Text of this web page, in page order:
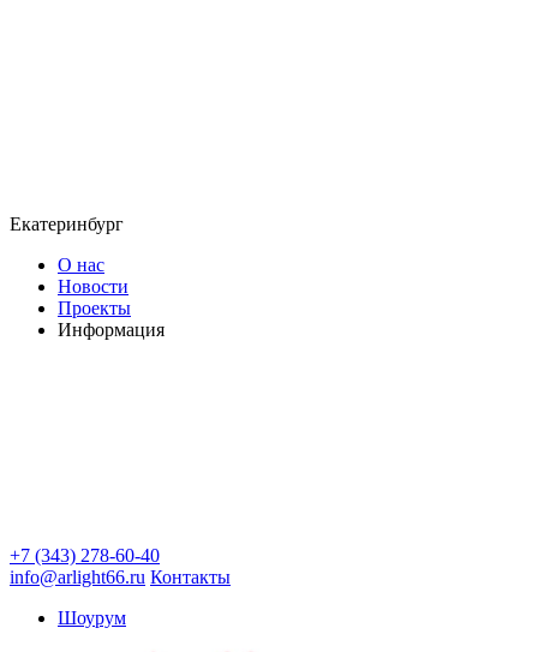
Екатеринбург
О нас
Новости
Проекты
Информация
+7 (343) 278-60-40
info@arlight66.ru Контакты
Шоурум